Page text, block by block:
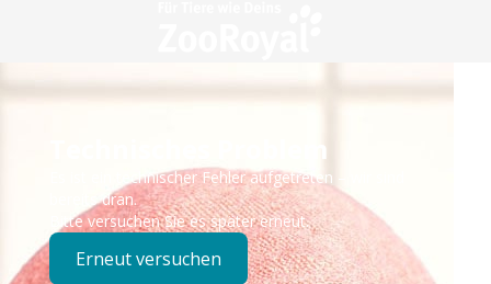
Technisches Problem
Es ist ein technischer Fehler aufgetreten – wir sind
bereits dran.
Bitte versuchen Sie es später erneut.
Erneut versuchen